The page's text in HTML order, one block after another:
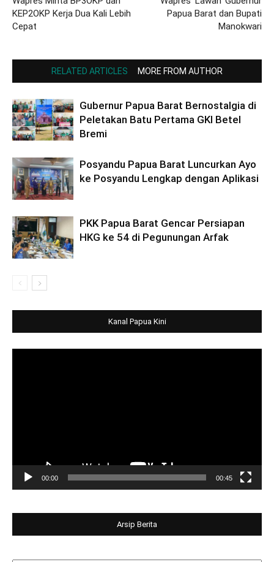
KEP2OKP Kerja Dua Kali Lebih
Cepat
Papua Barat dan Bupati
Manokwari
RELATED ARTICLES MORE FROM AUTHOR
Gubernur Papua Barat Bernostalgia di
Peletakan Batu Pertama GKI Betel
Bremi
Posyandu Papua Barat Luncurkan Ayo
ke Posyandu Lengkap dengan Aplikasi
PKK Papua Barat Gencar Persiapan
HKG ke 54 di Pegunungan Arfak
Kanal Papua Kini
00:00 00:45
Arsip Berita
Arsip